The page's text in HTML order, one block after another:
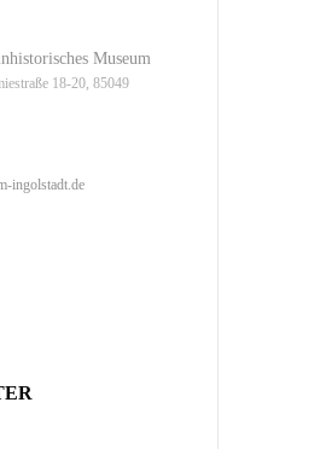
Museum
18-20, 85049
ingolstadt.de